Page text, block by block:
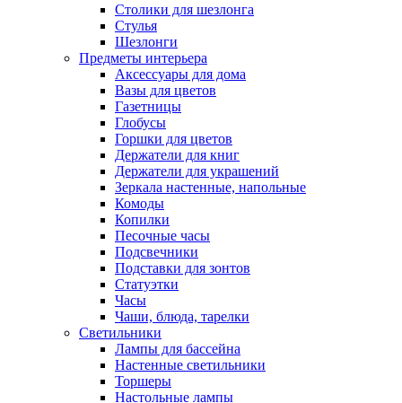
Столики для шезлонга
Стулья
Шезлонги
Предметы интерьера
Аксессуары для дома
Вазы для цветов
Газетницы
Глобусы
Горшки для цветов
Держатели для книг
Держатели для украшений
Зеркала настенные, напольные
Комоды
Копилки
Песочные часы
Подсвечники
Подставки для зонтов
Статуэтки
Часы
Чаши, блюда, тарелки
Светильники
Лампы для бассейна
Настенные светильники
Торшеры
Настольные лампы